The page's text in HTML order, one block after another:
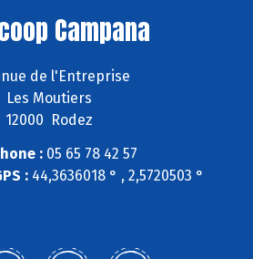
Campana
de l'Entreprise
Les Moutiers
12000 Rodez
:05 65 78 42 57
:44,3636018 ° , 2,5720503 °